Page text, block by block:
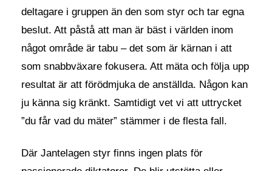
deltagare i gruppen än den som styr och tar egna
beslut. Att påstå att man är bäst i världen inom
något område är tabu – det som är kärnan i att
som snabbväxare fokusera. Att mäta och följa upp
resultat är att förödmjuka de anställda. Någon kan
ju känna sig kränkt. Samtidigt vet vi att uttrycket
”du får vad du mäter” stämmer i de flesta fall.
Där Jantelagen styr finns ingen plats för